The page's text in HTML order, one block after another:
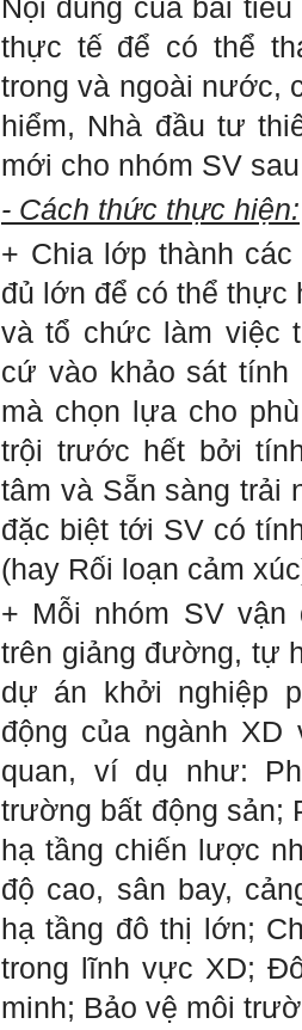
Nội dung của bài
thực tế để có thể
trong và ngoài nước,
hiểm, Nhà đầu tư
mới cho nhóm SV
- Cách thức thực hiện:
+ Chia lớp thành
đủ lớn để có thể thực
và tổ chức làm việc
cứ vào khảo sát tính
mà chọn lựa cho
trội trước hết bởi
tâm và Sẵn sàng trải
đặc biệt tới SV có
(hay Rối loạn cảm
+ Mỗi nhóm SV vận
trên giảng đường, tự
dự án khởi nghiệp
động của ngành
quan, ví dụ như:
trường bất động sản;
hạ tầng chiến lược
độ cao, sân bay,
hạ tầng đô thị lớn;
trong lĩnh vực XD;
minh; Bảo vệ môi